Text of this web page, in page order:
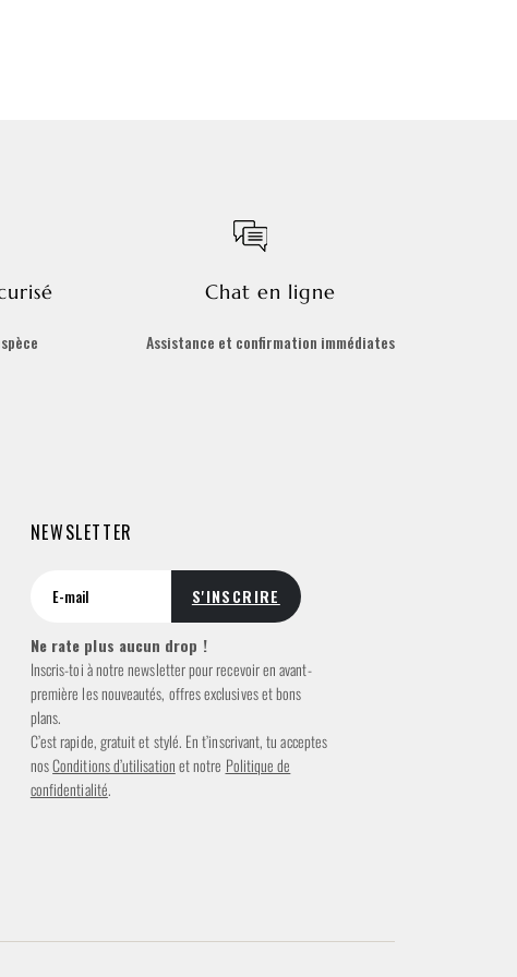
Chat en ligne
Assistance et confirmation immédiates
NEWSLETTER
Ne rate plus aucun drop !
Inscris-toi à notre newsletter pour recevoir en avant-
première les nouveautés, offres exclusives et bons
plans.
C’est rapide, gratuit et stylé. En t’inscrivant, tu acceptes
nosConditions d’utilisationet notre Politique de
confidentialité.